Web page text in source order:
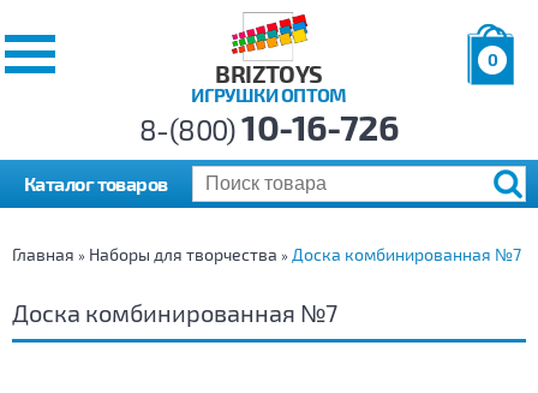
BRIZTOYS
ИГРУШКИ ОПТОМ
0
р.
8-(800)10-16-726
Каталог товаров
Главная » Наборы для творчества » Доска комбинированная №7
Доска комбинированная №7